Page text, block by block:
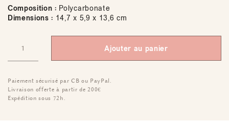
Composition : Polycarbonate
Dimensions : 14,7 x 5,9 x 13,6 cm
Ajouter au panier
Paiement sécurisé par CB ou PayPal.
Livraison offerte à partir de 200€
Expédition sous 72h.